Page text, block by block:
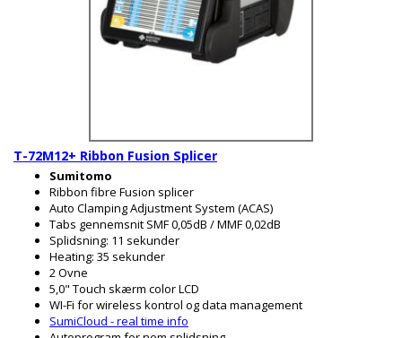
T-72M12+ Ribbon Fusion Splicer
Sumitomo
Ribbon fibre Fusion splicer
Auto Clamping Adjustment System (ACAS)
Tabs gennemsnit SMF 0,05dB / MMF 0,02dB
Splidsning: 11 sekunder
Heating: 35 sekunder
2 Ovne
5,0" Touch skærm color LCD
WI-Fi for wireless kontrol og data management
SumiCloud - real time info